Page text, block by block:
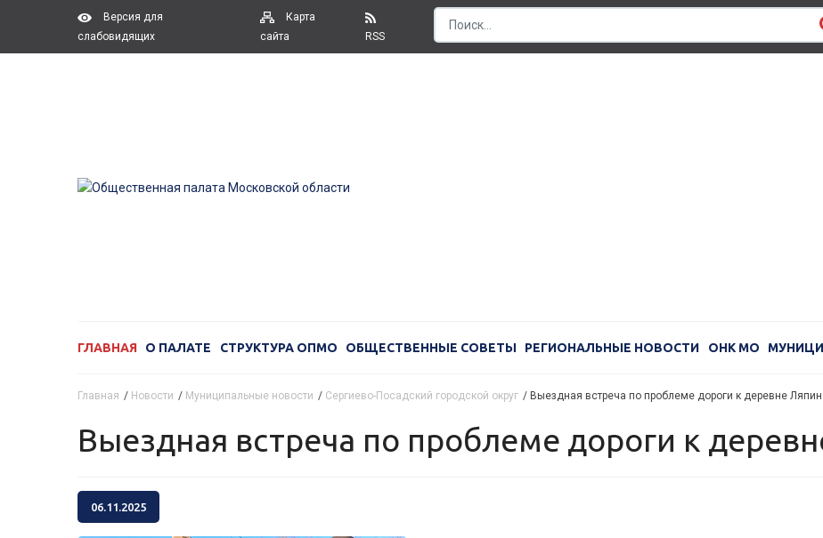
Версия для
слабовидящих
Карта
сайта
RSS
ГЛАВНАЯ О ПАЛАТЕ СТРУКТУРА ОПМО ОБЩЕСТВЕННЫЕ СОВЕТЫ РЕГИОНАЛЬНЫЕ НОВОСТИ ОНК МО
Главная / Новости / Муниципальные новости / Сергиево-Посадский городской округ / Выездная встреча по проблеме дороги к деревне
Выездная встреча по проблеме дороги к
06.11.2025